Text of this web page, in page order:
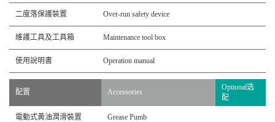
二度落保護裝置 Over-run safety device
維護工具及工具箱 Maintenance tool box
使用說明書 Operation manual
配置 Accessories
Optional选
配
電動式黃油潤滑裝置 Grease Pumb